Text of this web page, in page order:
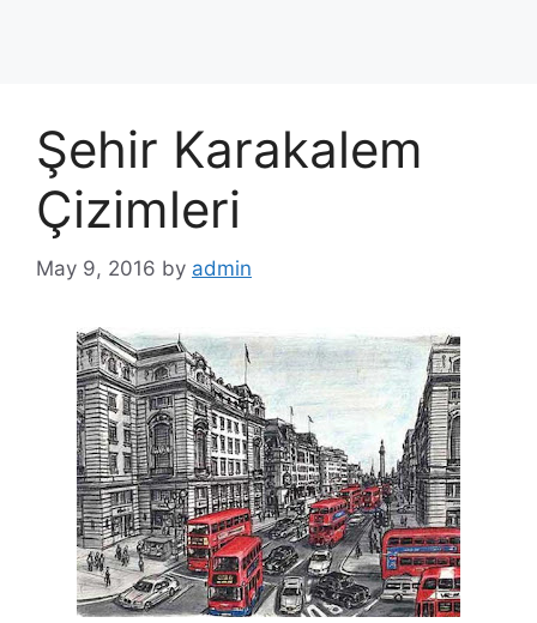
Şehir Karakalem
Çizimleri
May 9, 2016 by admin